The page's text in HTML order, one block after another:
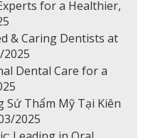
for a Healthier,
& Caring Dentists at
2025
Dental Care for a
Sứ Thẩm Mỹ Tại Kiên
2025